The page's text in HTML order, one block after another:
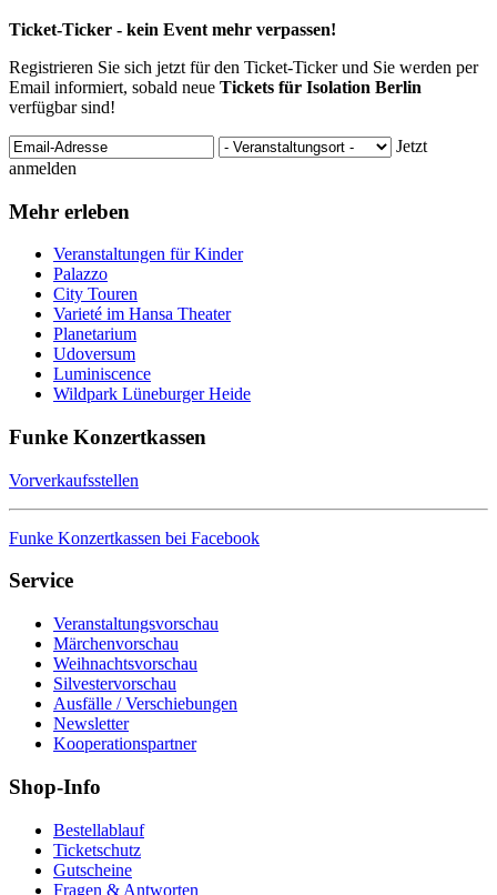
Ticket-Ticker - kein Event mehr verpassen!
Registrieren Sie sich jetzt für den Ticket-Ticker und Sie werden per
Email informiert, sobald neue Tickets für Isolation Berlin
verfügbar sind!
Jetzt
anmelden
Mehr erleben
Veranstaltungen für Kinder
Palazzo
City Touren
Varieté im Hansa Theater
Planetarium
Udoversum
Luminiscence
Wildpark Lüneburger Heide
Funke Konzertkassen
Vorverkaufsstellen
Funke Konzertkassen bei Facebook
Service
Veranstaltungsvorschau
Märchenvorschau
Weihnachtsvorschau
Silvestervorschau
Ausfälle / Verschiebungen
Newsletter
Kooperationspartner
Shop-Info
Bestellablauf
Ticketschutz
Gutscheine
Fragen & Antworten